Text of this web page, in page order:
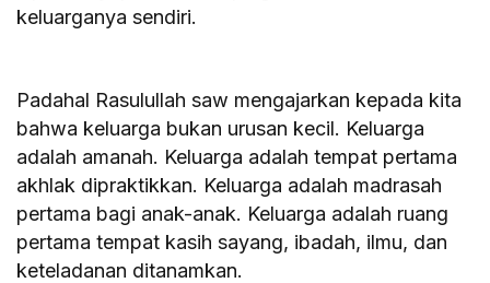
keluarganya sendiri.
Padahal Rasulullah saw mengajarkan kepada kita
bahwa keluarga bukan urusan kecil. Keluarga
adalah amanah. Keluarga adalah tempat pertama
akhlak dipraktikkan. Keluarga adalah madrasah
pertama bagi anak-anak. Keluarga adalah ruang
pertama tempat kasih sayang, ibadah, ilmu, dan
keteladanan ditanamkan.